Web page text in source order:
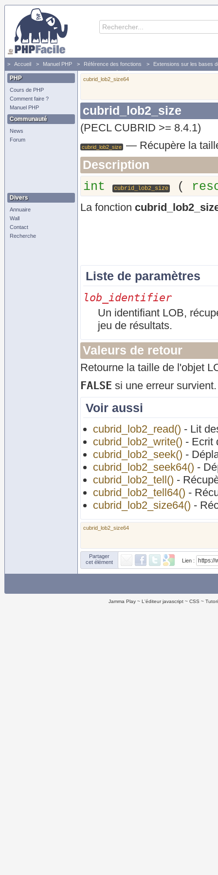
Accueil Manuel PHP Référence des fonctions
Extensions sur les bases
Fonctions CUBRID
cubrid_lob2_size - Récupère la taille d'un objet LOB
PHP
Cours de PHP
Comment faire ?
Manuel PHP
Communauté
News
Forum
Divers
Annuaire
Wall
Contact
Recherche
cubrid_lob2_size64
cubrid_lob2_size
(PECL CUBRID >= 8.4.1)
cubrid_lob2_size — Récupère la
Description
int
cubrid_lob2_size (
La fonction
Liste de paramètres
lob_identifier
Un identifiant LOB,
jeu de résultats.
Valeurs de retour
Retourne la taille de l'objet
FALSE si une erreur survient.
Voir aussi
cubrid_lob2_read() - Lit
cubrid_lob2_write() - Ecrit
cubrid_lob2_seek() -
cubrid_lob2_seek64() -
cubrid_lob2_tell() -
cubrid_lob2_tell64() -
cubrid_lob2_size64() -
cubrid_lob2_size64
Partager
cet élément
Lien :
Jamma Play L'éditeur javascript CSS